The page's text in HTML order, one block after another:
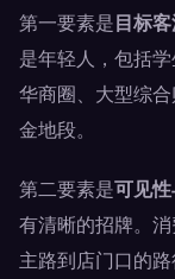
第一要素是目标
是年轻人，包括
华商圈、大型综
金地段。
第二要素是可见
有清晰的招牌。
主路到店门口的路